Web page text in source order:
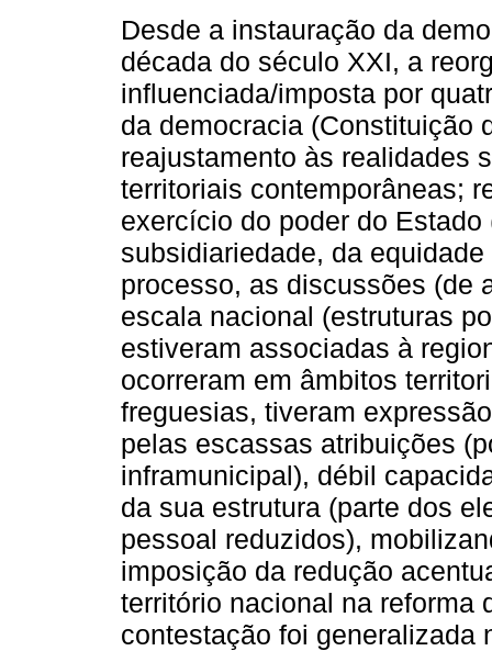
Desde a instauração da
década do século XXI, a
influenciada/imposta por
da democracia (Constituição
reajustamento às realidades
territoriais contemporâneas;
exercício do poder do
subsidiariedade, da
processo, as discussões (de
escala nacional (estruturas
estiveram associadas à
ocorreram em âmbitos
freguesias, tiveram
pelas escassas atribuições
inframunicipal), débil
da sua estrutura (parte dos
pessoal reduzidos),
imposição da redução
território nacional na reforma
contestação foi generalizada